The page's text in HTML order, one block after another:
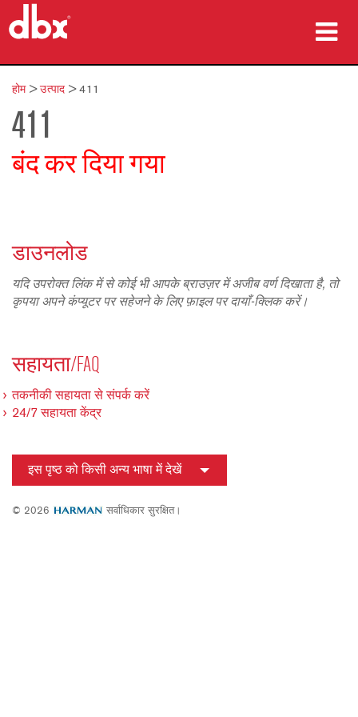
उत्पाद
केस स्टडीज़
कहां खरीदें
होम>उत्पाद >411
411
बंद कर दिया गया
डाउनलोड
यदि उपरोक्त लिंक में से कोई भी आपके ब्राउज़र में अजीब वर्ण दिखाता है, तो
कृपया अपने कंप्यूटर पर सहेजने के लिए फ़ाइल पर दायाँ-क्लिक करें।
सहायता/FAQ
तकनीकी सहायता से संपर्क करें
24/7 सहायता केंद्र
इस पृष्ठ को किसी अन्य भाषा में देखें
© 2026 सर्वाधिकार सुरक्षित।